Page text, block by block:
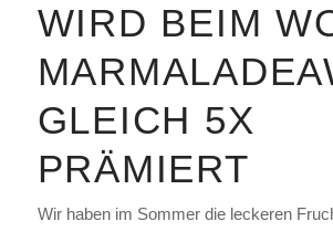
WIRD BEIM
GLEICH 5X
PRÄMIERT
Wir haben im Sommer die leckeren